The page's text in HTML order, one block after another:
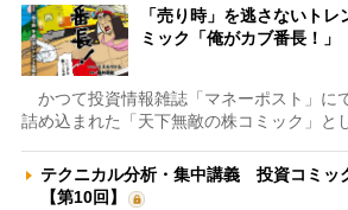
「売り時」を逃さないト
ミック「俺がカブ番長！」
かつて投資情報雑誌「マネーポスト」に
詰め込まれた「天下無敵の株コミック」と
テクニカル分析・集中講義 投資コミッ
【第10回】